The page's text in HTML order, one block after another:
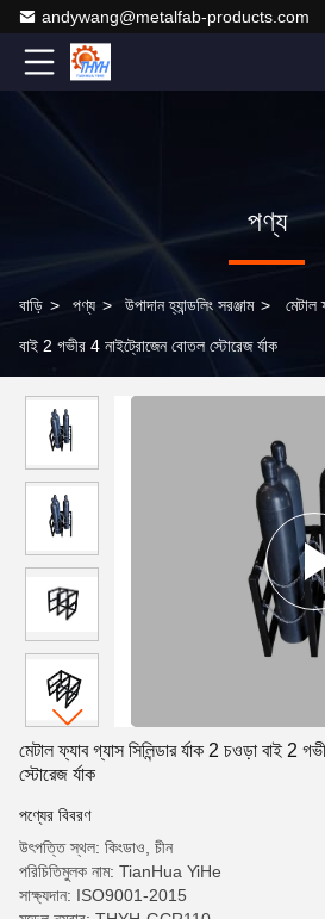
andywang@metalfab-products.com
পণ্য
বাড়ি > পণ্য > উপাদান হ্যান্ডলিং সরঞ্জাম > মেটাল
বাই 2 গভীর 4 নাইট্রোজেন বোতল স্টোরেজ র্যাক
মেটাল ফ্যাব গ্যাস সিলিন্ডার র্যাক 2 চওড়া বাই 2
স্টোরেজ র্যাক
পণ্যের বিবরণ
উৎপত্তি স্থল: কিংডাও, চীন
পরিচিতিমুলক নাম: TianHua YiHe
সাক্ষ্যদান: ISO9001-2015